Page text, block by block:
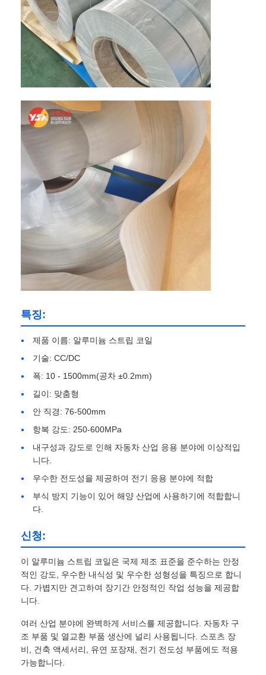
뉴스
사례
견적 요청
알루미늄 포일 롤
알루미늄 플레이트
알루미늄 써클
컬러 코팅 알루미늄 코일
알루니늄 스트립 코일
알루미늄 체커 플레이트
엠보싱된 알루미늄
밀라늄 필름
알루미늄 벌집 패널
알루미늄 벌집
미러 알루미늄
특징:
제품 이름: 알루미늄 스트립 코일
기술: CC/DC
폭: 10 - 1500mm(공차 ±0.2mm)
길이: 맞춤형
안 직경: 76-500mm
항복 강도: 250-600MPa
내구성과 강도로 인해 자동차 산업 응용 분야에 이상적입
니다.
우수한 전도성을 제공하여 전기 응용 분야에 적합
부식 방지 기능이 있어 해양 산업에 사용하기에 적합합니
다.
신청:
이 알루미늄 스트립 코일은 국제 제조 표준을 준수하는 안정
적인 강도, 우수한 내식성 및 우수한 성형성을 특징으로 합니
다. 가볍지만 견고하여 장기간 안정적인 작업 성능을 제공합
니다.
여러 산업 분야에 완벽하게 서비스를 제공합니다. 자동차 구
조 부품 및 열교환 부품 생산에 널리 사용됩니다. 스포츠 장
비, 건축 액세서리, 유연 포장재, 전기 전도성 부품에도 적용
가능합니다.